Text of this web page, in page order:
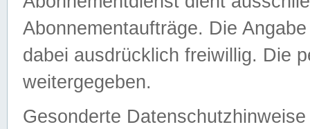
Abonnementaufträge. Die
dabei ausdrücklich freiwillig. Die
weitergegeben.
Gesonderte